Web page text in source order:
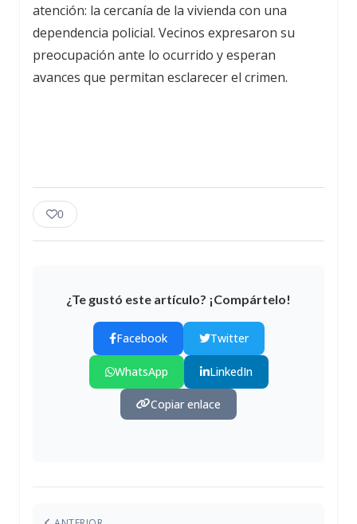
atención: la cercanía de la vivienda con una
dependencia policial. Vecinos expresaron su
preocupación ante lo ocurrido y esperan
avances que permitan esclarecer el crimen.
0
¿Te gustó este artículo? ¡Compártelo!
Facebook Twitter
WhatsApp LinkedIn
Copiar enlace